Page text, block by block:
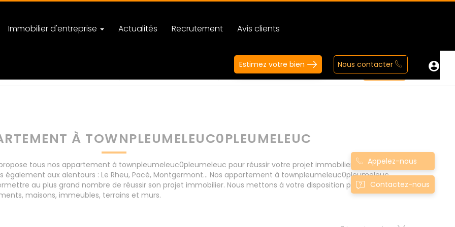
Immobilier d'entreprise Actualités Recrutement Avis clients
Estimez votre bien Nous contacter
À TOWNPLEUMELEUC0PLEUMELEUC
tous nos appartement à townpleumeleuc0pleumeleuc pour réussir votre projet immobilier d' achat.
également aux alentours : Le Rheu, Pacé, Montgermont... Nos appartement à townpleumeleuc0pleumeleuc
au plus grand nombre de réussir son projet immobilier. Nous mettons à votre disposition parkings,
maisons, immeubles, terrains et murs.
Appelez-nous
Contactez-nous